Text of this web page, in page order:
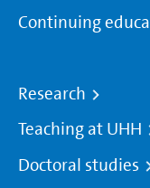
Continuing
Research
Teaching at UHH
Doctoral studies